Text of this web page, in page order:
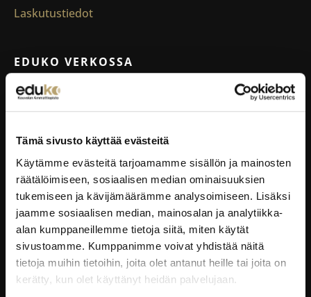
Tämä sivusto käyttää evästeitä
Käytämme evästeitä tarjoamamme sisällön ja mainosten
räätälöimiseen, sosiaalisen median ominaisuuksien
tukemiseen ja kävijämäärämme analysoimiseen. Lisäksi
jaamme sosiaalisen median, mainosalan ja analytiikka-
alan kumppaneillemme tietoja siitä, miten käytät
sivustoamme. Kumppanimme voivat yhdistää näitä
tietoja muihin tietoihin, joita olet antanut heille tai joita on
kerätty, kun olet käyttänyt heidän palvelujaan.
Laskutustiedot
EDUKO VERKOSSA
Wilma
Microsoft 365
eKampus
MyEdu
Ruokapaikka.fi
RAVINTOLAPALVELUT
EduCafé
Ruokalistat